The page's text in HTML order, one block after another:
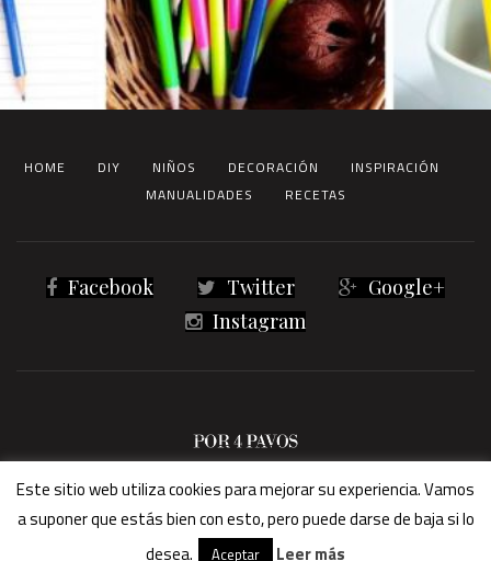
HOME DIY NIÑOS DECORACIÓN
INSPIRACIÓN
MANUALIDADES
RECETAS
Facebook Twitter
Google+
Instagram
® 2023 Por4Pavos -Términos legales
Este sitio web utiliza cookies para mejorar su experiencia. Vamos
a suponer que estás bien con esto, pero puede darse de baja si lo
desea.
Aceptar Leer más